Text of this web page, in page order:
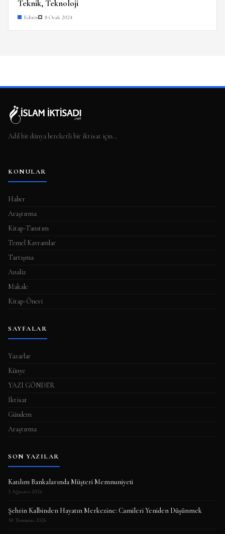
Teknik, Teknoloji
Editör 8 Ocak 2024
Adil bir dünya bereketli bir iktisat için…
KONULAR
Haber
Araştırma
Kitap-Tanıtım
Temel Kavramlar
Tartışma
Analiz
Makale
Kitap-Öneri
SAYFALAR
Yazarlar
Künye
YAZI GÖNDER
İktisat
Gündem
Araştırma
SON YAZILAR
Katılım Bankalarında Müşteri Memnuniyeti
3 Ağustos 2026
Şehrin Kalbinden Hayatın Merkezine: Camileri Yeniden Düşünmek
30 Temmuz 2026